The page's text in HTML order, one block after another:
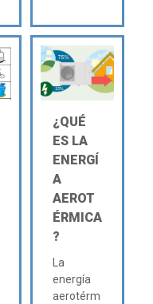
¿QUÉ
ES LA
ENERGÍ
A
AEROT
ÉRMICA
?
La
energía
aerotérm